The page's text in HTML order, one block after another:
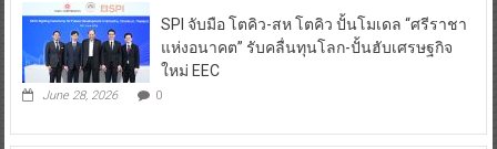
SPI จับมือ โตคิว-สห โตคิว ปั้นโมเดล “ศรีราชา
แห่งอนาคต” รับคลื่นทุนโลก-ปั้นฮับเศรษฐกิจ
ใหม่ EEC
June 28, 2026 0